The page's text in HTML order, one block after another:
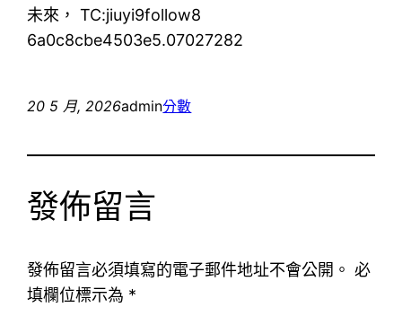
未來， TC:jiuyi9follow8
6a0c8cbe4503e5.07027282
20 5 月, 2026admin分數
發佈留言
發佈留言必須填寫的電子郵件地址不會公開。 必
填欄位標示為 *